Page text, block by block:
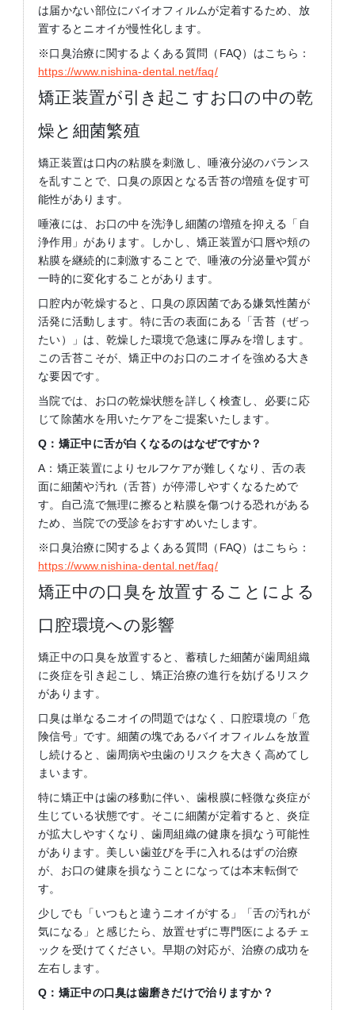
は届かない部位にバイオフィルムが定着するため、放
置するとニオイが慢性化します。
※口臭治療に関するよくある質問（FAQ）はこちら：
https://www.nishina-dental.net/faq/
矯正装置が引き起こすお口の中の乾
燥と細菌繁殖
矯正装置は口内の粘膜を刺激し、唾液分泌のバランス
を乱すことで、口臭の原因となる舌苔の増殖を促す可
能性があります。
唾液には、お口の中を洗浄し細菌の増殖を抑える「自
浄作用」があります。しかし、矯正装置が口唇や頬の
粘膜を継続的に刺激することで、唾液の分泌量や質が
一時的に変化することがあります。
口腔内が乾燥すると、口臭の原因菌である嫌気性菌が
活発に活動します。特に舌の表面にある「舌苔（ぜっ
たい）」は、乾燥した環境で急速に厚みを増します。
この舌苔こそが、矯正中のお口のニオイを強める大き
な要因です。
当院では、お口の乾燥状態を詳しく検査し、必要に応
じて除菌水を用いたケアをご提案いたします。
Q：矯正中に舌が白くなるのはなぜですか？
A：矯正装置によりセルフケアが難しくなり、舌の表
面に細菌や汚れ（舌苔）が停滞しやすくなるためで
す。自己流で無理に擦ると粘膜を傷つける恐れがある
ため、当院での受診をおすすめいたします。
※口臭治療に関するよくある質問（FAQ）はこちら：
https://www.nishina-dental.net/faq/
矯正中の口臭を放置することによる
口腔環境への影響
矯正中の口臭を放置すると、蓄積した細菌が歯周組織
に炎症を引き起こし、矯正治療の進行を妨げるリスク
があります。
口臭は単なるニオイの問題ではなく、口腔環境の「危
険信号」です。細菌の塊であるバイオフィルムを放置
し続けると、歯周病や虫歯のリスクを大きく高めてし
まいます。
特に矯正中は歯の移動に伴い、歯根膜に軽微な炎症が
生じている状態です。そこに細菌が定着すると、炎症
が拡大しやすくなり、歯周組織の健康を損なう可能性
があります。美しい歯並びを手に入れるはずの治療
が、お口の健康を損なうことになっては本末転倒で
す。
少しでも「いつもと違うニオイがする」「舌の汚れが
気になる」と感じたら、放置せずに専門医によるチェ
ックを受けてください。早期の対応が、治療の成功を
左右します。
Q：矯正中の口臭は歯磨きだけで治りますか？